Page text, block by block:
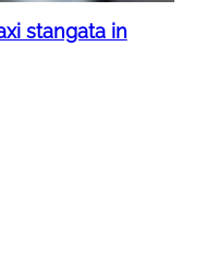
stangata in